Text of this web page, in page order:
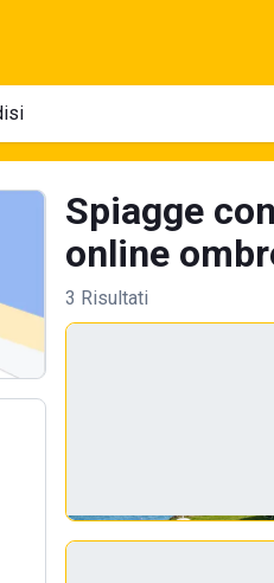
Spiagge
online
3 Risultati